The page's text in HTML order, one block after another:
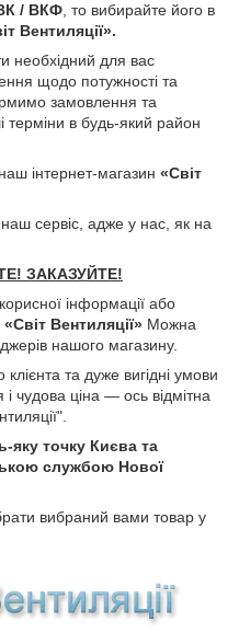
/ ВКФ , то вибирайте його в
Вентиляції».
необхідний для вас
щодо потужності та
замовлення та
терміни в будь-який район
інтернет-магазин «Світ
сервіс, адже у нас, як на
ЗАКАЗУЙТЕ!
інформації або
«Світ Вентиляції» Можна
нашого магазину.
клієнта та дуже вигідні умови
і чудова ціна — ось відмітна
яку точку Києва та
службою Нової
вибраний вами товар у